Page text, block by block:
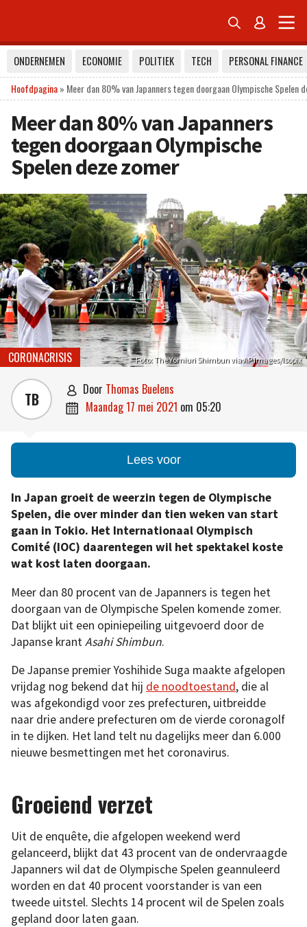
 
ONDERNEMEN ECONOMIE POLITIEK TECH
PERSONAL FINANCE
Hoofdpagina» Meer dan 80% van Japanners tegen doorgaan Olympische Spelen
Meer dan 80% van Japanners
tegen doorgaan Olympische
Spelen deze zomer
Foto: The Yomiuri Shimbun via AP Images/Isopix
CORONACRISIS
TB  door Thomas Buelens
 maandag 17 mei 2021 om 05:20
Lees voor
In Japan groeit de weerzin tegen de Olympische
Spelen, die over minder dan tien weken van start
gaan in Tokio. Het Internationaal Olympisch
Comité (IOC) daarentegen wil het spektakel koste
wat kost laten doorgaan.
Meer dan 80 procent van de Japanners is tegen het
doorgaan van de Olympische Spelen komende zomer.
Dat blijkt uit een opiniepeiling uitgevoerd door de
Japanse krantAsahi Shimbun.
De Japanse premier Yoshihide Suga maakte afgelopen
vrijdag nog bekend dat hij de noodtoestand, die al
was afgekondigd voor zes prefecturen, uitbreidde
naar drie andere prefecturen om de vierde coronagolf
in te dijken. Het land telt nu dagelijks meer dan 6.000
nieuwe besmettingen met het coronavirus.
Groeiend verzet
Uit de enquête, die afgelopen weekend werd
gelanceerd, blijkt dat 43 procent van de ondervraagde
Japanners wil dat de Olympische Spelen geannuleerd
worden en dat 40 procent voorstander is van een
tweede uitstel. Slechts 14 procent wil de Spelen zoals
gepland door laten gaan.